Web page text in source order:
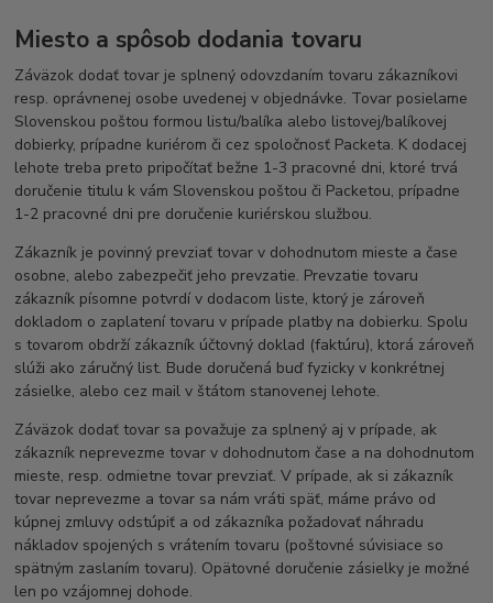
Miesto a spôsob dodania tovaru
Záväzok dodať tovar je splnený odovzdaním tovaru zákazníkovi
resp. oprávnenej osobe uvedenej v objednávke. Tovar posielame
Slovenskou poštou formou listu/balíka alebo listovej/balíkovej
dobierky, prípadne kuriérom či cez spoločnosť Packeta. K dodacej
lehote treba preto pripočítať bežne 1-3 pracovné dni, ktoré trvá
doručenie titulu k vám Slovenskou poštou či Packetou, prípadne
1-2 pracovné dni pre doručenie kuriérskou službou.
Zákazník je povinný prevziať tovar v dohodnutom mieste a čase
osobne, alebo zabezpečiť jeho prevzatie. Prevzatie tovaru
zákazník písomne potvrdí v dodacom liste, ktorý je zároveň
dokladom o zaplatení tovaru v prípade platby na dobierku. Spolu
s tovarom obdrží zákazník účtovný doklad (faktúru), ktorá zároveň
slúži ako záručný list. Bude doručená buď fyzicky v konkrétnej
zásielke, alebo cez mail v štátom stanovenej lehote.
Záväzok dodať tovar sa považuje za splnený aj v prípade, ak
zákazník neprevezme tovar v dohodnutom čase a na dohodnutom
mieste, resp. odmietne tovar prevziať. V prípade, ak si zákazník
tovar neprevezme a tovar sa nám vráti späť, máme právo od
kúpnej zmluvy odstúpiť a od zákazníka požadovať náhradu
nákladov spojených s vrátením tovaru (poštovné súvisiace so
spätným zaslaním tovaru). Opätovné doručenie zásielky je možné
len po vzájomnej dohode.